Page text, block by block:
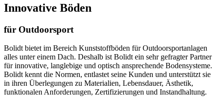
Innovative Böden
für Outdoorsport
Bolidt bietet im Bereich Kunststoffböden für Outdoorsportanlagen
alles unter einem Dach. Deshalb ist Bolidt ein sehr gefragter Partner
für innovative, langlebige und optisch ansprechende Bodensysteme.
Bolidt kennt die Normen, entlastet seine Kunden und unterstützt sie
in ihren Überlegungen zu Materialien, Lebensdauer, Ästhetik,
funktionalen Anforderungen, Zertifizierungen und Instandhaltung.